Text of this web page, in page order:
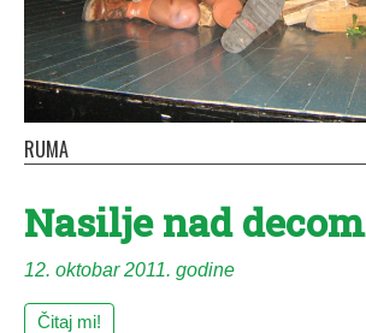
RUMA
Na­si­lje nad de­com
12. oktobar 2011. godine
Čitaj mi!